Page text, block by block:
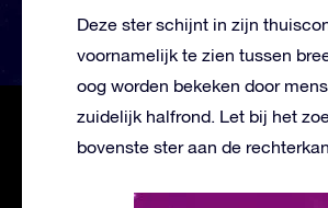
Deze ster schijnt in zijn
voornamelijk te zien tussen
oog worden bekeken door
zuidelijk halfrond. Let bij het
bovenste ster aan de